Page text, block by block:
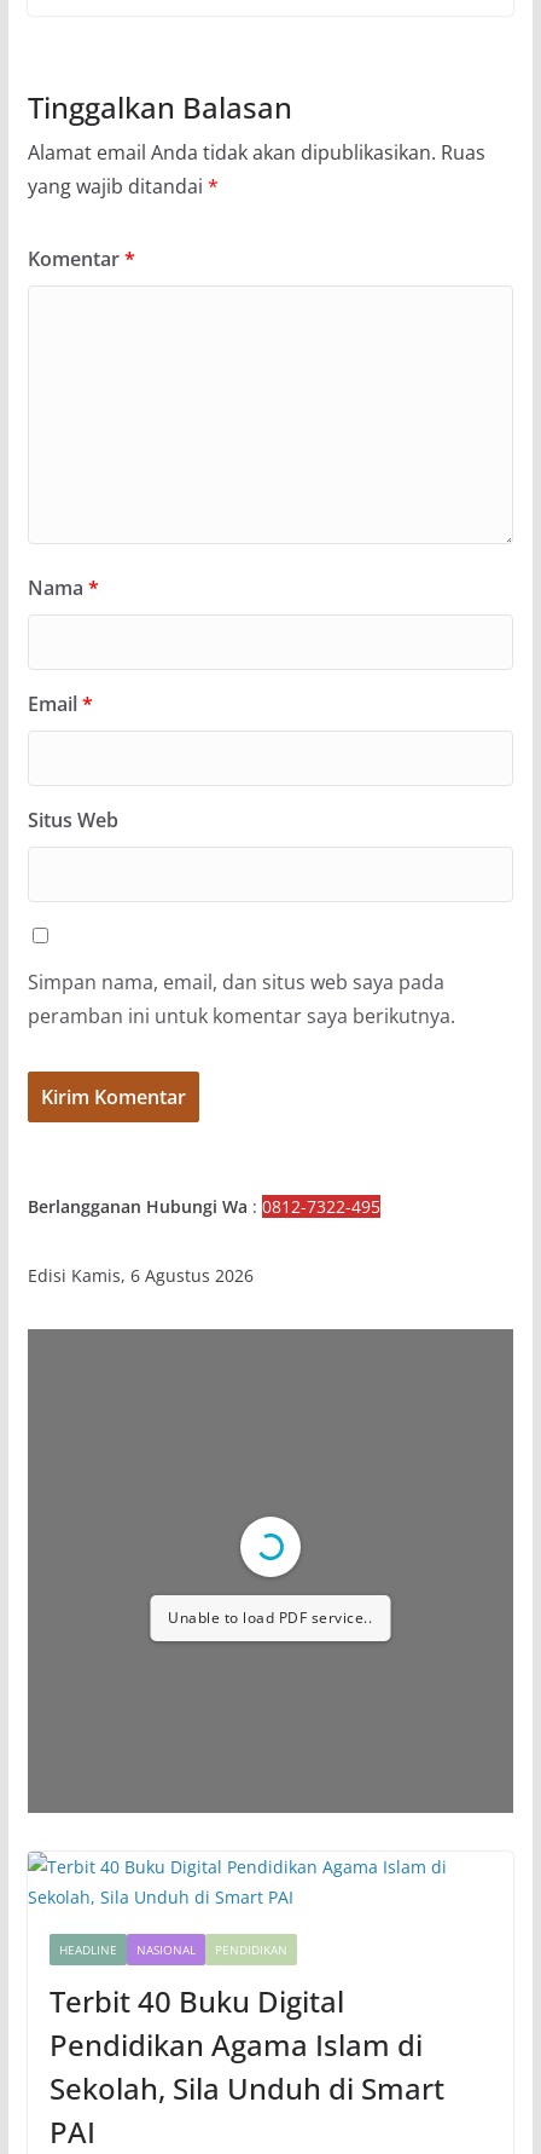
Tinggalkan Balasan
Alamat email Anda tidak akan dipublikasikan. Ruas
yang wajib ditandai *
Komentar*
Nama *
Email*
Situs Web
Simpan nama, email, dan situs web saya pada
peramban ini untuk komentar saya berikutnya.
Berlangganan Hubungi Wa : 0812-7322-495
Edisi Kamis, 6 Agustus 2026
Unable to load PDF service..
HEADLINE NASIONAL PENDIDIKAN
Terbit 40 Buku Digital
Pendidikan Agama Islam di
Sekolah, Sila Unduh di Smart
PAI